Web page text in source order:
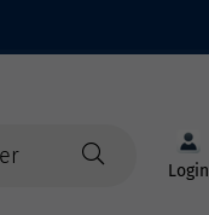
Login